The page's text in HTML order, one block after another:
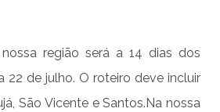
região será a 14 dias dos
22 de julho. O roteiro deve incluir
São Vicente e Santos.Na nossa